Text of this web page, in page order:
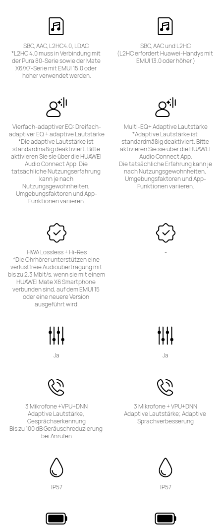
SBC, AAC, L2HC4.0, LDAC.
*L2HC 4.0 muss in Verbindung mit
der Pura 80-Serie sowie der Mate
X6/X7-Serie mit EMUI 15.0 oder
höher verwendet werden.
Vierfach-adaptiver EQ: Dreifach-
adaptiver EQ + adaptive Lautstärke
*Die adaptive Lautstärke ist
standardmäßig deaktiviert. Bitte
aktivieren Sie sie über die HUAWEI
Audio Connect App. Die
tatsächliche Nutzungserfahrung
kann je nach
Nutzungsgewohnheiten,
Umgebungsfaktoren und App-
Funktionen variieren.
HWA Lossless + Hi-Res
*Die Ohrhörer unterstützen eine
verlustfreie Audioübertragung mit
bis zu 2,3 Mbit/s, wenn sie mit einem
HUAWEI Mate X6 Smartphone
verbunden sind, auf dem EMUI 15
oder eine neuere Version
ausgeführt wird.
Ja
3 Mikrofone +VPU+DNN
Adaptive Lautstärke,
Gesprächserkennung
Bis zu 100 dB Geräuschreduzierung
bei Anrufen
IP57
SBC, AAC und L2HC
(L2HC erfordert Huawei-Handys mit
EMUI 13.0 oder höher.)
Multi-EQ+ Adaptive Lautstärke
*Adaptive Lautstärke ist
standardmäßig deaktiviert. Bitte
aktivieren Sie sie über die HUAWEI
Audio Connect App.
nach Nutzungsgewohnheiten,
Umgebungsfaktoren und App-
Funktionen variieren.
-
Ja
3 Mikrofone + VPU+DNN
Adaptive Lautstärke; Adaptive
Sprachverbesserung
IP57